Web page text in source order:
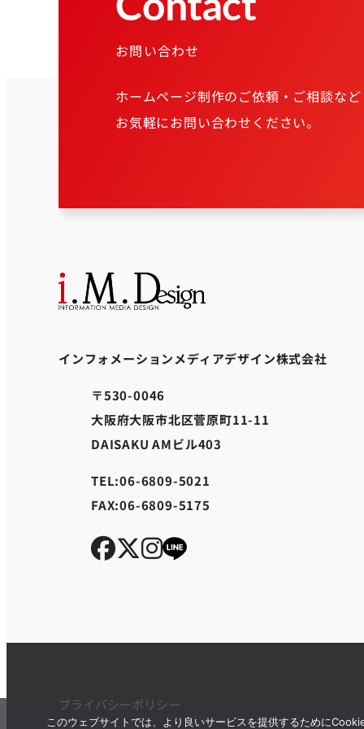
お問い合わせ
ホームページ制作のご依頼・ご相談など
お気軽にお問い合わせください。
インフォメーションメディアデザイン株式会社
〒530-0046
大阪府大阪市北区菅原町11-11
DAISAKU AMビル403
TEL:06-6809-5021
FAX:06-6809-5175
プライバシーポリシー
このウェブサイトでは、より良いサービスを提供するために